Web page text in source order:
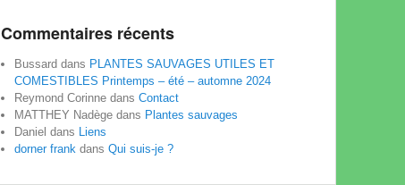
Commentaires récents
Bussard dans PLANTES SAUVAGES UTILES ET
COMESTIBLES Printemps – été – automne 2024
Reymond Corinne dans Contact
MATTHEY Nadège dans Plantes sauvages
Daniel dans
Liens
dorner frank dans Qui suis-je ?